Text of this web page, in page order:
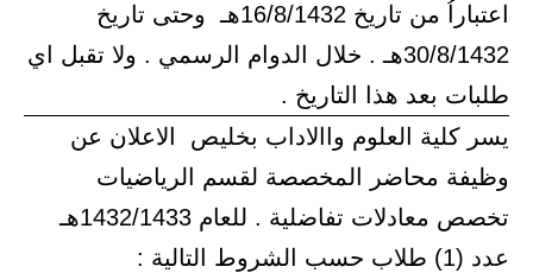
اعتباراُ من تاريخ 16/8/1432هـ وحتى تاريخ
30/8/1432هـ . خلال الدوام الرسمي . ولا تقبل اي
طلبات بعد هذا التاريخ .
يسر كلية العلوم واالاداب بخليص الاعلان عن
وظيفة محاضر المخصصة لقسم الرياضيات
تخصص معادلات تفاضلية . للعام 1432/1433هـ
عدد (1) طلاب حسب الشروط التالية :